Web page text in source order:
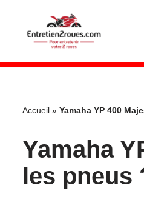
Aller
contenu
Accueil » Yamaha YP 400
Yamaha
les pneus